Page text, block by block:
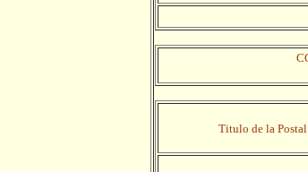
Titulo de la Postal